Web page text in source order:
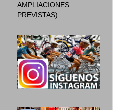
AMPLIACIONES
PREVISTAS)